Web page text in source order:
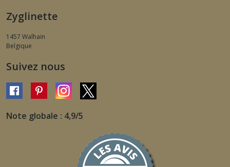
Zyglinette
1457 Walhain
Belgique
Suivez nous
Note globale : 4,9/5